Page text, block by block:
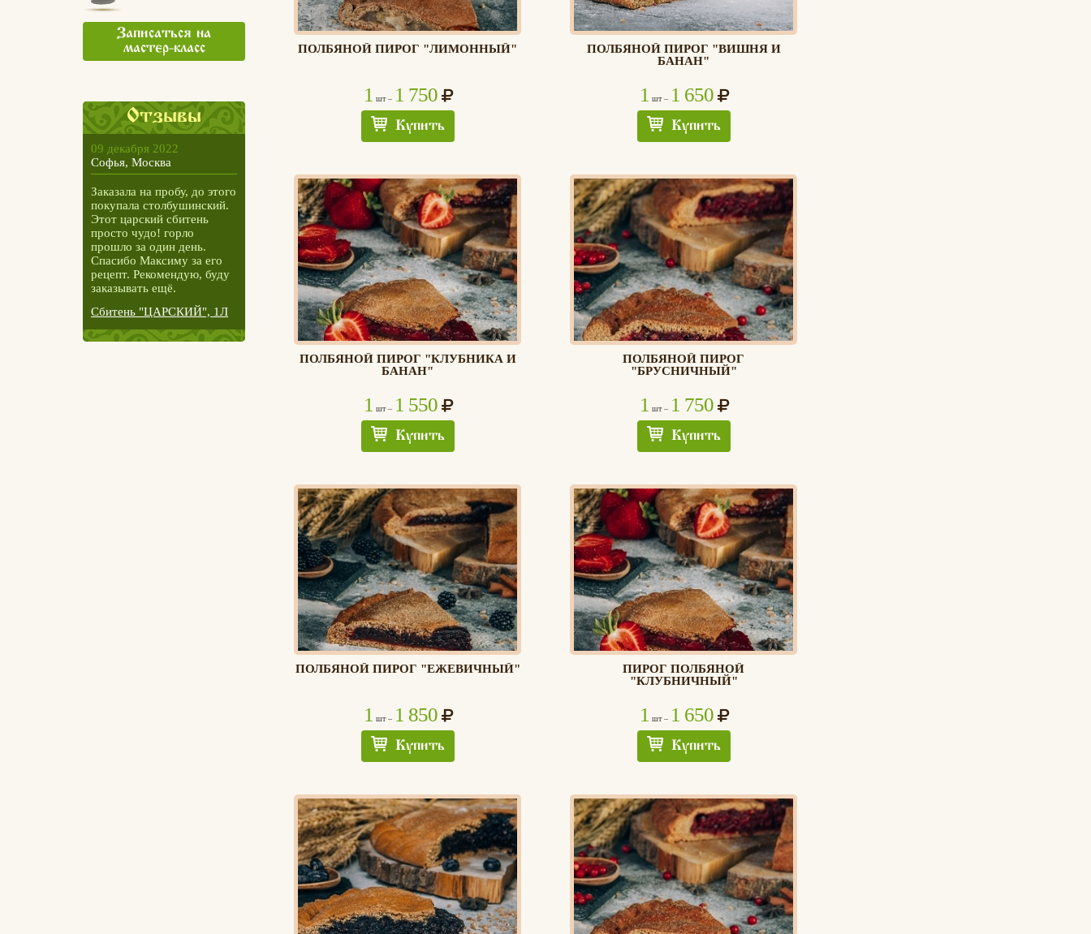
Записаться на
мастер-класс
Отзывы
09 декабря 2022
Софья, Москва
Заказала на пробу, до этого
покупала столбушинский.
Этот царский сбитень
просто чудо! горло
прошло за один день.
Спасибо Максиму за его
рецепт. Рекомендую, буду
заказывать ещё.
Сбитень "ЦАРСКИЙ", 1Л
ПОЛБЯНОЙ ПИРОГ "ЛИМОННЫЙ"
1 шт – 1 750
Купить
ПОЛБЯНОЙ ПИРОГ "ВИШНЯ И
БАНАН"
1 шт – 1 650
Купить
ПОЛБЯНОЙ ПИРОГ "КЛУБНИКА И
БАНАН"
1 шт – 1 550
Купить
ПОЛБЯНОЙ ПИРОГ
"БРУСНИЧНЫЙ"
1 шт – 1 750
Купить
ПОЛБЯНОЙ ПИРОГ "ЕЖЕВИЧНЫЙ"
1 шт – 1 850
Купить
ПИРОГ ПОЛБЯНОЙ
"КЛУБНИЧНЫЙ"
1 шт – 1 650
Купить